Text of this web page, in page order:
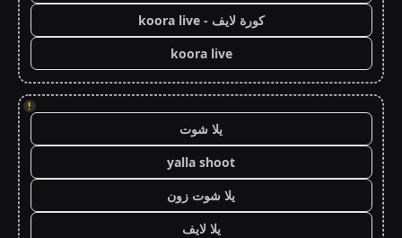
كورة لايف - koora live
koora live
!
يلا شوت
yalla shoot
يلا شوت زون
يلا لايف